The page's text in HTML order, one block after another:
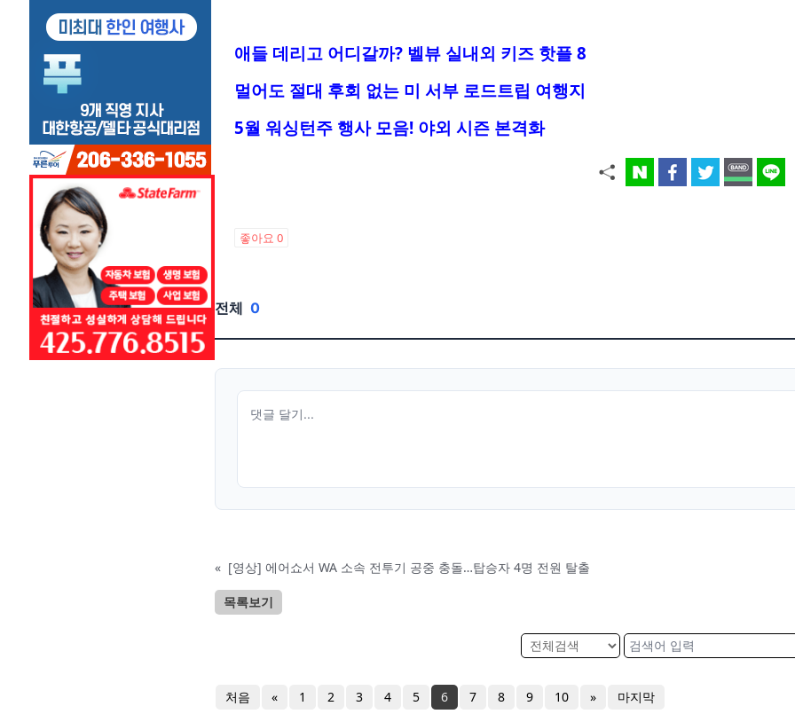
애들 데리고 어디갈까? 벨뷰 실내외 키즈 핫플 8
멀어도 절대 후회 없는 미 서부 로드트립 여행지
5월 워싱턴주 행사 모음! 야외 시즌 본격화
좋아요 0
전체 0
« [영상] 에어쇼서 WA 소속 전투기 공중 충돌…탑승자 4명 전원 탈출
목록보기
처음 « 1 2 3 4 5 6 7 8 9 10 » 마지막